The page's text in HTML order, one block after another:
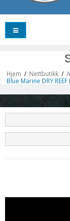
Hjem / Nettbutikk /
Blue Marine DRY